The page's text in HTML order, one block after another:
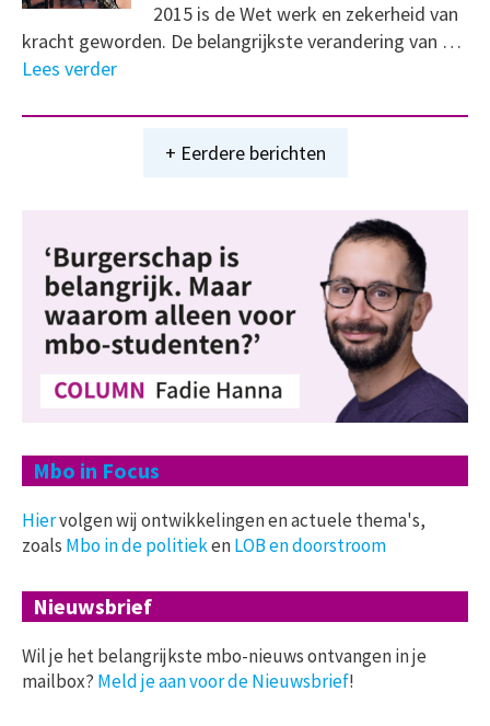
2015 is de Wet werk en zekerheid van
kracht geworden. De belangrijkste verandering van …
Lees verder
+ Eerdere berichten
Mbo in Focus
Hiervolgen wij ontwikkelingen en actuele thema's,
zoals Mbo in de politiekenLOB en doorstroom
Nieuwsbrief
Wil je het belangrijkste mbo-nieuws ontvangen in je
mailbox? Meld je aan voor de Nieuwsbrief!